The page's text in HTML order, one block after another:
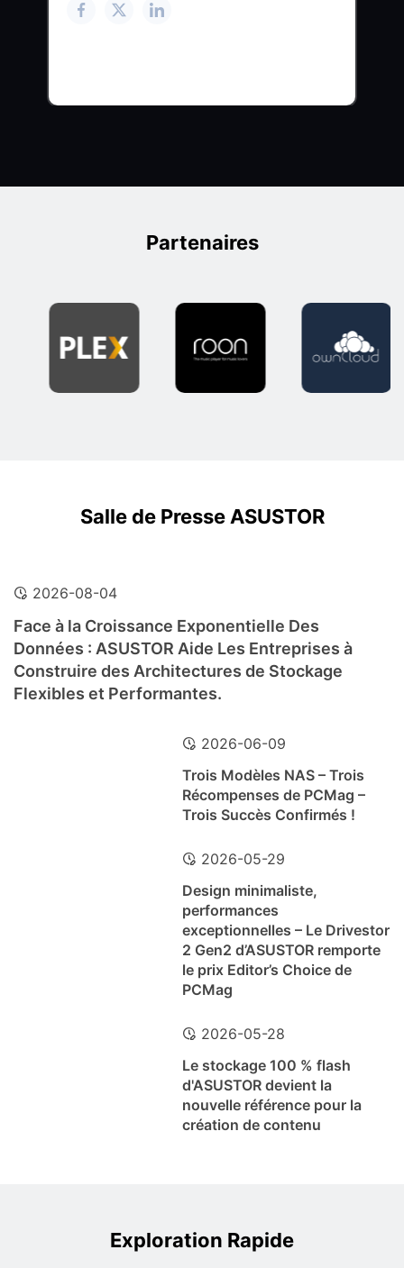
Partenaires
Salle de Presse ASUSTOR
2026-08-04
Face à la Croissance Exponentielle Des
Données : ASUSTOR Aide Les Entreprises à
Construire des Architectures de Stockage
Flexibles et Performantes.
2026-06-09
Trois Modèles NAS – Trois
Récompenses de PCMag –
Trois Succès Confirmés !
2026-05-29
Design minimaliste,
performances
exceptionnelles – Le Drivestor
2 Gen2 d’ASUSTOR remporte
le prix Editor’s Choice de
PCMag
2026-05-28
Le stockage 100 % flash
d'ASUSTOR devient la
nouvelle référence pour la
création de contenu
Exploration Rapide